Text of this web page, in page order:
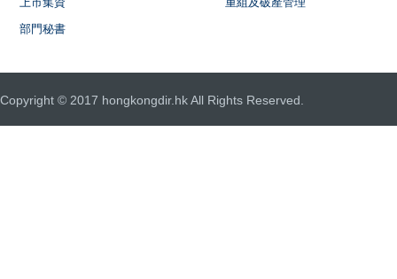
部門秘書
Copyright © 2017 hongkongdir.hk All Rights Reserved.